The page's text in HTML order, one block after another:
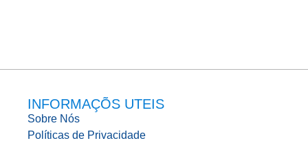
INFORMAÇÕS UTEIS
Sobre Nós
Políticas de Privacidade